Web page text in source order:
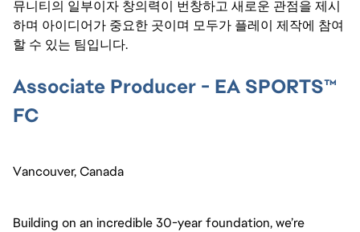
뮤니티의 일부이자 창의력이 번창하고 새로운 관점을 제시
하며 아이디어가 중요한 곳이며 모두가 플레이 제작에 참여
할 수 있는 팀입니다.
Associate Producer - EA SPORTS™
FC
Vancouver, Canada
Building on an incredible 30-year foundation, we’re